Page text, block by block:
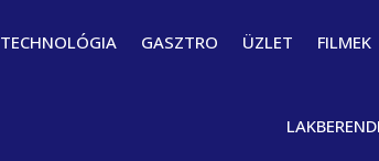
TECHNOLÓGIA GASZTRO ÜZLET FILMEK